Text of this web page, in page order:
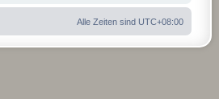
Alle Zeiten sind UTC+08:00